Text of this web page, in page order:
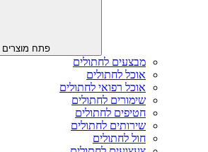
פתח מוצרים
מבצעים לחתולים
אוכל לחתולים
אוכל רפואי לחתולים
שימורים לחתולים
חטיפים לחתולים
שירותים לחתולים
חול לחתולים